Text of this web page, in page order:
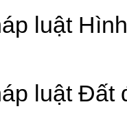
luật
luật Đất